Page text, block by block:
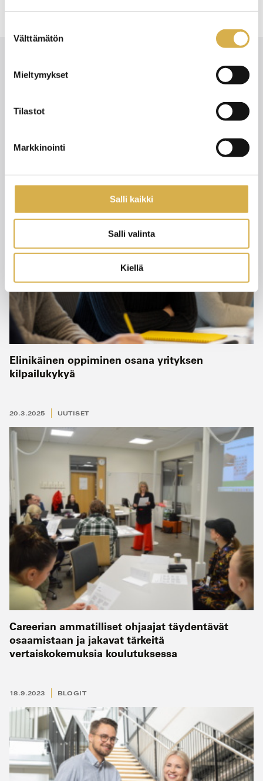
valinta
Välttämätön
Mieltymykset
Tilastot
Markkinointi
Salli kaikki
Salli valinta
Kiellä
Blogit
Katso kaikki
29.9.2025 BLOGIT
Elinikäinen oppiminen osana yrityksen
kilpailukykyä
20.3.2025 UUTISET
Careerian ammatilliset ohjaajat täydentävät
osaamistaan ja jakavat tärkeitä
vertaiskokemuksia koulutuksessa
18.9.2023 BLOGIT